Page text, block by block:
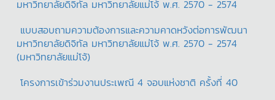
มหาวิทยาลัยดิจิทัล มหาวิทยาลัยแม่โจ้ พ.ศ. 2570 - 2574
แบบสอบถามความต้องการและความคาดหวังต่อการพัฒนา
มหาวิทยาลัยดิจิทัล มหาวิทยาลัยแม่โจ้ พ.ศ. 2570 - 2574
(มหาวิทยาลัยแม่โจ้)
โครงการเข้าร่วมงานประเพณี 4 จอบแห่งชาติ ครั้งที่ 40